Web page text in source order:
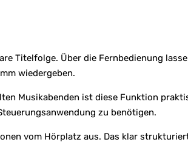
Titelfolge. Über die Fernbedienung
wiedergeben.
Musikabenden ist diese Funktion
zu benötigen.
vom Hörplatz aus. Das klar